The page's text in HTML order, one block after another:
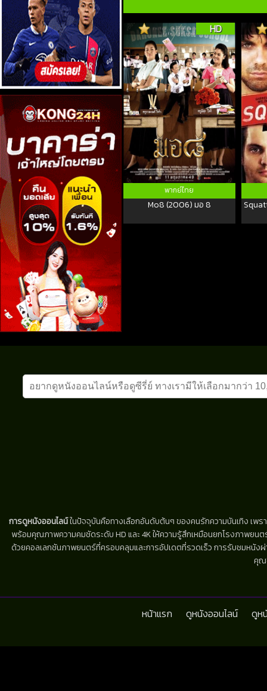
HD
พากย์ไทย
Mo8 (2006) มอ 8
การดูหนังออนไลน์ในปัจจุบันคือทางเลือกอันดับต้นๆ ของคนรักความบันเทิง เพร
พร้อมคุณภาพความคมชัดระดับ HD และ 4K ให้ความรู้สึกเหมือนยกโรงภาพยน
ด้วยคอลเลกชันภาพยนตร์ที่ครอบคลุมและการอัปเดตที่รวดเร็ว การรับชมหนัง
คุณ
หน้าแรก ดูหนังออนไลน์ ดูห